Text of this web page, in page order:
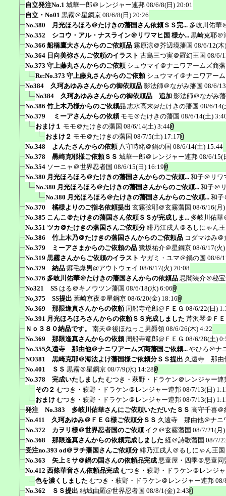
自立発注No.1 城華一郎＠レンジャー連邦 08/6/8(日) 20:01
自立・No01 黒霧＠星鋼京 08/6/8(日) 20:26
No.380 月光ほろほろ＠たけきの藩国さん依頼ＳＳ完... 多岐川佑華
No.352 シコウ・アル・ナスライン＠リワマヒ国 様か... 黒崎克耶＠
No.366 船橋鷹大さんからのご依頼品 霧原涼＠芥辺境藩国 08/6/12(木
No.364 日向美弥さんご依頼のイラスト 古島三つ実＠羅幻王国 08/6/
No.373 守上藤丸さんからのご依頼 シュウマイ＠ナニワアームズ商
Re:No.373 守上藤丸さんからのご依頼 シュウマイ＠ナニワアー
No384 久珂あゆみさんからの御依頼品 影法師＠ながみ藩国 08/6/
No384 久珂あゆみさんからの御依頼品 追加 影法師＠ながみ
No.386 竹上木乃様からのご依頼品 志水高末@たけきの藩国 08/6/14(
No.379 ミーアさんからの依頼 モモ＠たけきの藩国 08/6/14(土)
おまけ１ モモ＠たけきの藩国 08/6/14(土) 3:44
おまけ２ モモ＠たけきの藩国 08/7/5(土) 17:17
No.348 よんたさんからの依頼 八守時緒＠鍋の国 08/6/14(土) 15:44
No.378 黒崎克耶様ご依頼ＳＳ 城華一郎＠レンジャー連邦 08/6/15(
No.354 ソーニャ＠世界忍者国 08/6/15(日) 16:19
No.380 月光ほろほろ＠たけきの藩国さんからのご依頼... 和子＠リワ
No.380 月光ほろほろ＠たけきの藩国さんからのご依頼... 和子＠
No.380 月光ほろほろ＠たけきの藩国さんからのご依頼... 和子
No.370 橘様よりのご指名依頼提出 玄霧弦耶＠玄霧藩国 08/6/16(月
No.385 こんこ＠たけきの藩国さん依頼ＳＳが完成しま... 多岐川佑華
No.351 ツカ＠たけきの藩国さんご依頼分 緋乃江戌人＠るしにゃん
No.386 竹上木乃＠たけきの藩国さんからのご依頼品 コダマゆみ
No.379 ミーアさまからのご依頼の品 鷺坂祐介＠星鋼京 08/6/17(火
No.319 黒霧さんからご依頼のイラスト ヤガミ・ユマ＠鍋の国 08/6/
No.379 納品 癖毛爆男@アウトウェイ 08/6/17(火) 20:08
No.376 多岐川佑華＠たけきの藩国さんからの依頼品 忌闇装介＠秘
No321 SS はる＠キノウツン藩国 08/6/18(水) 6:06
No,375 SS提出 葉崎京夜＠星鋼京 08/6/20(金) 18:16
No.369 那限逢真さんからの依頼 周船寺竜郎@ＦＥＧ 08/6/22(日)
No.391 月光ほろほろさんからの依頼ＳＳ完成しました 芹沢琴＠Ｆ
Ｎｏ３８０納品です。
南天＠後ほねっこ男爵領 08/6/26(木) 4:22
No.369 那限逢真さんからの依頼 周船寺竜郎@ＦＥＧ 08/6/28(土)
No.355久遠寺 那由他＠ナニワアームズ商藩国ご依頼... やひろ＠ナ
NO381 黒崎克耶＠海法よけ藩国様ご依頼分ＳＳ提出 久遠寺 那由
No.401 ＳＳ 黒霧＠星鋼京 08/7/9(水) 14:28
No.378 完成いたしました むつき・萩野・ドラケン＠レンジャー連
その２ むつき・萩野・ドラケン＠レンジャー連邦 08/7/13(日)
おまけ むつき・萩野・ドラケン＠レンジャー連邦 08/7/13(日)
発注 No.383 多岐川佑華さんにご依頼いただいたＳＳ 高守千喜＠
No.411 久珂あゆみ＠ＦＥＧ様ご依頼分ＳＳ 久遠寺 那由他＠ナニ
No.372 カヲリ様＠世界忍者国のご依頼 イク＠玄霧藩国 08/7/21(月
No.368 那限逢真さんからの依頼完成しました 経＠詩歌藩国 08/7/
受注no.393 od＠ヲチ藩国さんご依頼分 緋乃江戌人＠るしにゃん王国
No.363 矢上ミサ＠鍋の国さんの依頼品完成 悪童屋・四季＠悪童同
No.412 西條華音さん依頼品完成 むつき・萩野・ドラケン＠レンジ
色を濃くしました むつき・萩野・ドラケン＠レンジャー連邦 08/
No.362 ＳＳ提出 結城由羅@世界忍者国 08/8/1(金) 2:43